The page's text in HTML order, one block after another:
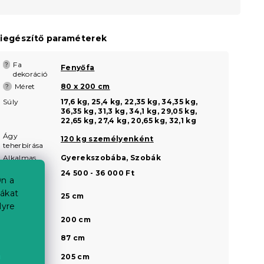
a
paraméterek
?
Fa
dekoráció
Fenyőfa
? Méret
80 x 200 cm
Súly
17,6 kg, 25,4 kg, 22,35 kg, 34,35 kg,
36,35 kg, 31,3 kg, 34,1 kg, 29,05 kg,
22,65 kg, 27,4 kg, 20,65 kg, 32,1 kg
Ágy
teherbírása
120 kg személyenként
Alkalmas
Gyerekszobába, Szobák
24 500 - 36 000 Ft
Az ágyrács
magassága
a padlótól
25 cm
200 cm
87 cm
205 cm